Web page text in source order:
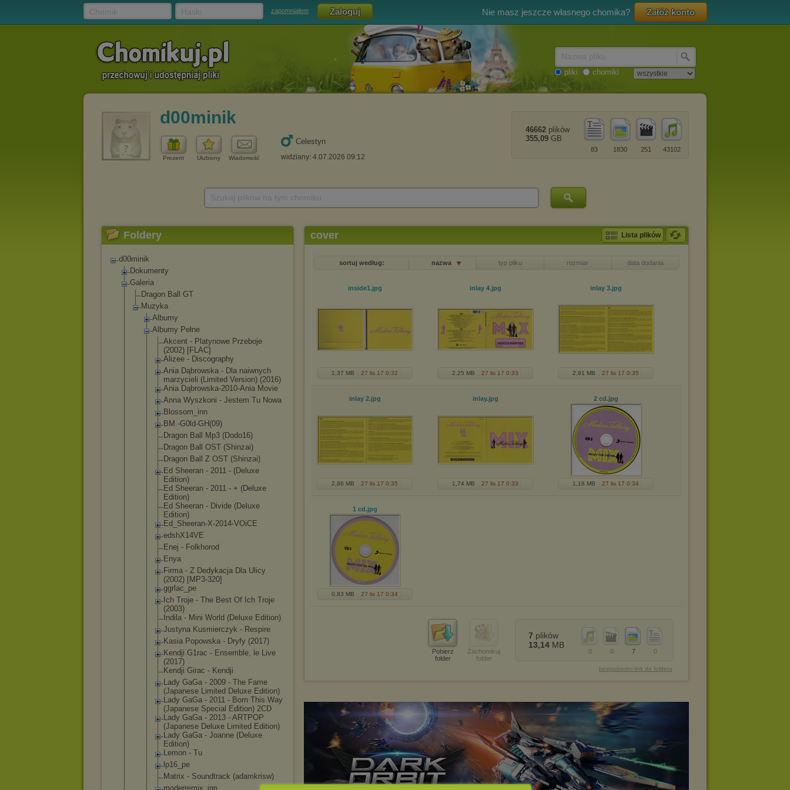
zapomniałem Nie masz jeszcze własnego chomika? Załóż konto
pliki chomiki
d00minik
Prezent Ulubiony Wiadomość
Celestyn
widziany: 4.07.2026 09:12
43102
251
1830
83
46662 plików
355,09 GB
Foldery
d00minik
Dokumenty
Galeria
Dragon Ball GT
Muzyka
Albumy
Albumy Pełne
Akcent - Platynowe Przeboje
(2002) [FLAC]
Alizee - Discography
Ania Dąbrowska - Dla naiwnych
marzycie li (Limited Version) (2016)
Ania Dąbrowska-2010-Ania Movie
Anna Wyszkoni - Jestem Tu Nowa
Blossom_ inn
BM.-G0ld-GH(09)
Dragon Ball Mp3 (Dodo16)
Dragon Ball OST (Shinzai)
Dragon Ball Z OST (Shinzai)
Ed Sheeran - 2011 - (Deluxe
Edition)
Ed Sheeran - 2011 - + (Deluxe
Edition)
Ed Sheeran - Divide (Deluxe
Edition)
Ed_Sheeran-X-2014-VOiCE
edshX14VE
Enej - Folkhorod
Enya
Firma - Z Dedykacja Dla Ulicy
(2002) [MP3-320]
ggrlac_pe
Ich Troje - The Best Of Ich Troje
(2003)
Indila - Mini World (Deluxe Edition)
Justyna Kusmierczyk - Respire
Kasia Popowska - Dryfy (2017)
Kendji G1rac - Ensemble, le Live
(2017)
Kendji Girac - Kendji
Lady GaGa - 2009 - The Fame
(Japanese Limited Deluxe Edition)
Lady GaGa - 2011 - Born This Way
(Japanese Special Edition) 2CD
Lady GaGa - 2013 - ARTPOP
(Japanese Deluxe Limited Edition)
Lady GaGa - Joanne (Deluxe
Edition)
Lemon - Tu
lp16_pe
Matrix - Soundtrack (adamkrisw)
moderremix_inn
cover Lista plików
sortuj według: nazwa typ pliku rozmiar data dodania
inside1.jpg
1,37 MB 27 lis 17 0:32
inlay 4.jpg
2,25 MB 27 lis 17 0:33
inlay 3.jpg
2,91 MB 27 lis 17 0:35
inlay 2.jpg
2,86 MB 27 lis 17 0:35
inlay.jpg
1,74 MB 27 lis 17 0:33
2 cd.jpg
1,18 MB 27 lis 17 0:34
1 cd.jpg
0,83 MB 27 lis 17 0:34
Pobierz
folder
Zachomikuj
folder
0
7
0
0
7 plików
13,14 MB
bezpośredni link do folderu